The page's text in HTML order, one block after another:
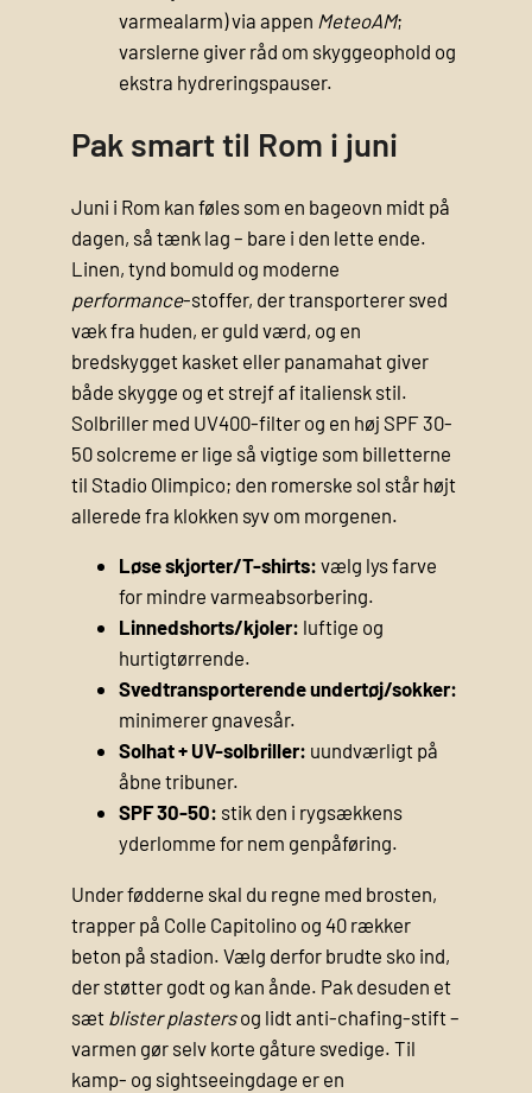
varmealarm) via appen MeteoAM;
varslerne giver råd om skyggeophold og
ekstra hydreringspauser.
Pak smart til Rom i juni
Juni i Rom kan føles som en bageovn midt på
dagen, så tænk lag – bare i den lette ende.
Linen, tynd bomuld og moderne
performance-stoffer, der transporterer sved
væk fra huden, er guld værd, og en
bredskygget kasket eller panamahat giver
både skygge og et strejf af italiensk stil.
Solbriller med UV400-filter og en høj SPF 30-
50 solcreme er lige så vigtige som billetterne
til Stadio Olimpico; den romerske sol står højt
allerede fra klokken syv om morgenen.
Løse skjorter/T-shirts: vælg lys farve
for mindre varmeabsorbering.
Linnedshorts/kjoler: luftige og
hurtigtørrende.
Svedtransporterende undertøj/sokker:
minimerer gnavesår.
Solhat + UV-solbriller: uundværligt på
åbne tribuner.
SPF 30-50: stik den i rygsækkens
yderlomme for nem genpåføring.
Under fødderne skal du regne med brosten,
trapper på Colle Capitolino og 40 rækker
beton på stadion. Vælg derfor brudte sko ind,
der støtter godt og kan ånde. Pak desuden et
sæt blister plastersog lidt anti-chafing-stift –
varmen gør selv korte gåture svedige. Til
kamp- og sightseeingdage er en